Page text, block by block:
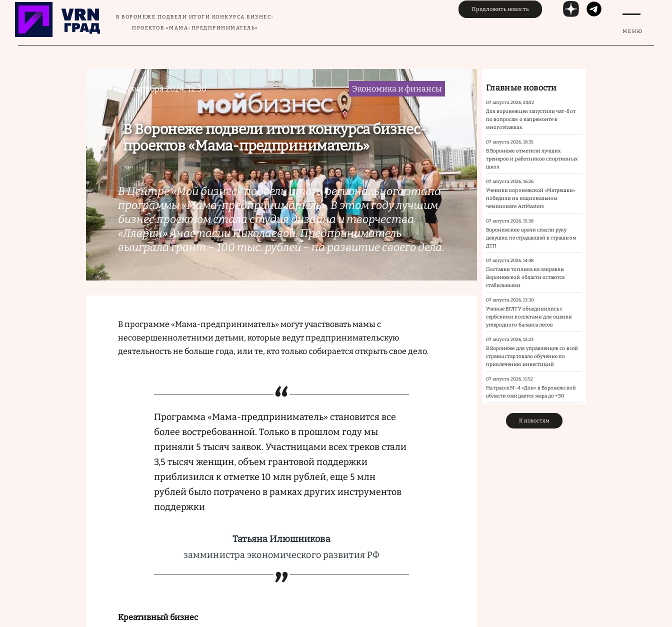
Перейти к основному содержанию
МЕНЮ
В ВОРОНЕЖЕ ПОДВЕЛИ ИТОГИ КОНКУРСА БИЗНЕС-
ПРОЕКТОВ «МАМА-ПРЕДПРИНИМАТЕЛЬ»
Предложить новость
10 сентября 2024, 12:30 Экономика и финансы
В Воронеже подвели итоги конкурса бизнес-
проектов «Мама-предприниматель»
В Центре «Мой бизнес» подвели итоги регионального этапа
программы «Мама-предприниматель». В этом году лучшим
бизнес проектом стала студия дизайна и творчества
«Ляврин» Анастасии Николаевой. Предприниматель
выиграла грант – 100 тыс. рублей – на развитие своего дела.
В программе «Мама-предприниматель» могут участвовать мамы с
несовершеннолетними детьми, которые ведут предпринимательскую
деятельность не больше года, или те, кто только собирается открыть свое дело.
Программа «Мама-предприниматель» становится все
более востребованной. Только в прошлом году мы
приняли 5 тысяч заявок. Участницами всех треков стали
3,5 тысяч женщин, объем грантовой поддержки
приблизился к отметке 10 млн рублей, еще 5 млн
рублей было потрачено в рамках других инструментов
поддержки
Татьяна Илюшникова
замминистра экономического развития РФ
Креативный бизнес
Главные новости
07 августа 2026, 20:02
Для воронежцев запустили чат-бот
по вопросам о капремонте в
многоэтажках
07 августа 2026, 18:35
В Воронеже отметили лучших
тренеров и работников спортивных
школ
07 августа 2026, 16:26
Ученики воронежской «Матрешки»
победили на национальном
чемпионате ArtMasters
07 августа 2026, 15:38
Воронежские врачи спасли руку
девушке, пострадавшей в страшном
ДТП
07 августа 2026, 14:48
Поставки топлива на заправки
Воронежской области остаются
стабильными
07 августа 2026, 13:30
Ученые ВГЛТУ объединились с
сербскими коллегами для оценки
углеродного баланса лесов
07 августа 2026, 12:23
В Воронеже для управленцев со всей
страны стартовало обучение по
привлечению инвестиций
07 августа 2026, 11:52
На трассе М-4 «Дон» в Воронежской
области ожидается жара до +30
К новостям